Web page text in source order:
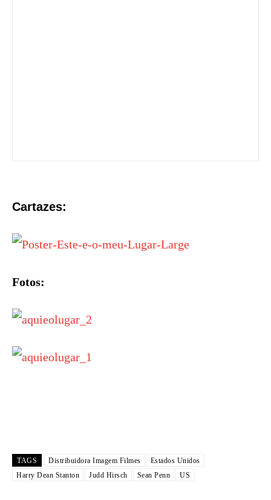
Cartazes:
Fotos:
TAGS Distribuidora Imagem Filmes
Estados Unidos
Harry Dean Stanton
Judd Hirsch Sean Penn US